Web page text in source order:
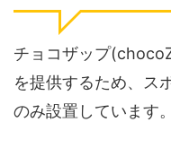
チョコザップ
を提供するため、ス
のみ設置しています。